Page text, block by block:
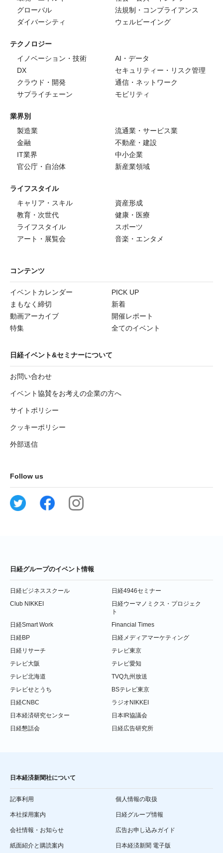
グローバル
法規制・コンプライアンス
ダイバーシティ
ウェルビーイング
テクノロジー
イノベーション・技術
AI・データ
DX
セキュリティー・リスク管理
クラウド・開発
通信・ネットワーク
サプライチェーン
モビリティ
業界別
製造業
流通業・サービス業
金融
不動産・建設
IT業界
中小企業
官公庁・自治体
新産業領域
ライフスタイル
キャリア・スキル
資産形成
教育・次世代
健康・医療
ライフスタイル
スポーツ
アート・展覧会
音楽・エンタメ
コンテンツ
イベントカレンダー
PICK UP
まもなく締切
新着
動画アーカイブ
開催レポート
特集
全てのイベント
日経イベント&セミナーについて
お問い合わせ
イベント協賛をお考えの企業の方へ
サイトポリシー
クッキーポリシー
外部送信
Follow us
日経グループのイベント情報
日経ビジネススクール
日経4946セミナー
Club NIKKEI
日経ウーマノミクス・プロジェク
ト
日経Smart Work
Financial Times
日経BP
日経メディアマーケティング
日経リサーチ
テレビ東京
テレビ大阪
テレビ愛知
テレビ北海道
TVQ九州放送
テレビせとうち
BSテレビ東京
日経CNBC
ラジオNIKKEI
日本経済研究センター
日本IR協議会
日経懇話会
日経広告研究所
日本経済新聞社について
記事利用 個人情報の取扱
本社採用案内 日経グループ情報
会社情報・お知らせ 広告お申し込みガイド
紙面紹介と購読案内 日本経済新聞 電子版